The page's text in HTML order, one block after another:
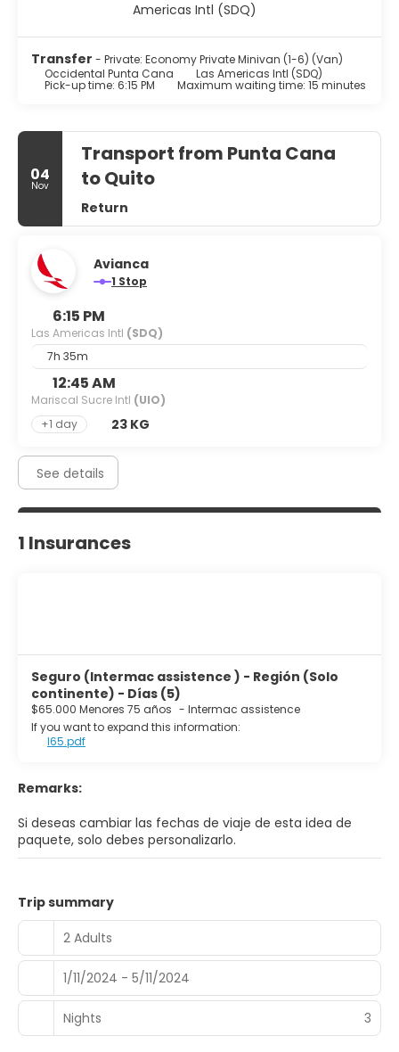
Transfer - Private: Economy Private Minivan (1-6) (Van)
Occidental Punta Cana
Las Americas Intl (SDQ)
Pick-up time: 6:15 PM Maximum waiting time: 15 minutes
04
Nov
Transport from Punta Cana
to Quito
Return
Avianca
1 Stop
6:15 PM
Las Americas Intl (SDQ)
7h 35m
12:45 AM
Mariscal Sucre Intl (UIO)
+1 day
23 KG
See details
1 Insurances
Seguro (Intermac assistence ) - Región (Solo
continente) - Días (5)
$65.000 Menores 75 años - Intermac assistence
If you want to expand this information:
I65.pdf
Remarks:
Si deseas cambiar las fechas de viaje de esta idea de
paquete, solo debes personalizarlo.
Trip summary
2 Adults
1/11/2024 - 5/11/2024
Nights 3